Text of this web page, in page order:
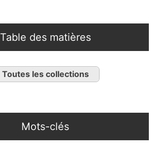
Table des matières
Toutes les collections
Mots-clés